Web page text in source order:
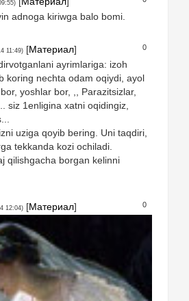
adnoga kiriwga balo bomi.
0
11:49) [Материал]
ayrimlariga: izoh
koring nechta odam oqiydi, ayol
yoshlar bor, ,, Parazitsizlar,
siz 1enligina xatni oqidingiz,
uziga qoyib bering. Uni taqdiri,
tekkanda kozi ochiladi.
qilishgacha borgan kelinni
0
12:04) [Материал]